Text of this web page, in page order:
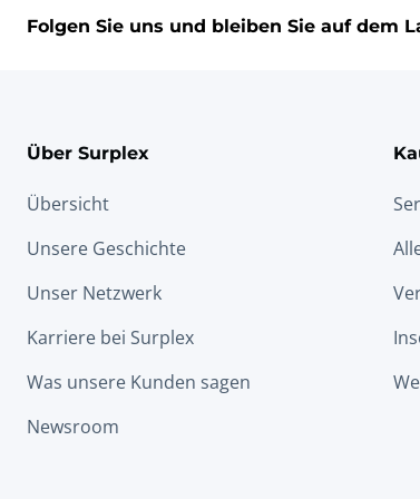
Folgen Sie uns und bleiben Sie auf dem
Über Surplex
Übersicht
Unsere Geschichte
Unser Netzwerk
Karriere bei Surplex
Was unsere Kunden sagen
Newsroom